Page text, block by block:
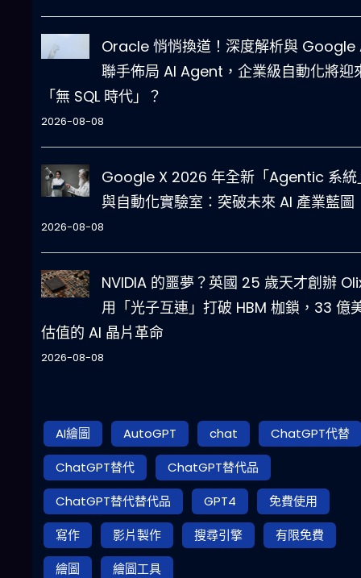
Oracle 悄悄換道！深度解析與 Google
聯手佈局 AI Agent，企業級自動化將迎
「無 SQL 時代」？
2026-08-08
Google X 2026 年全新「Agentic 系統
與自動化實驗室：突破未來 AI 產業藍圖
2026-08-08
NVIDIA 的噩夢？英國 25 歲天才創辦
用「光子互連」打破 HBM 枷鎖，33 億
估值的 AI 晶片革命
2026-08-08
AI繪圖 AutoGPT chat
ChatGPT代替
ChatGPT替代
ChatGPT替代品
ChatGPT替代替代品
GPT4
免費使用
寫作
影片製作 搜尋引擎
有限免費
繪圖
繪圖工具